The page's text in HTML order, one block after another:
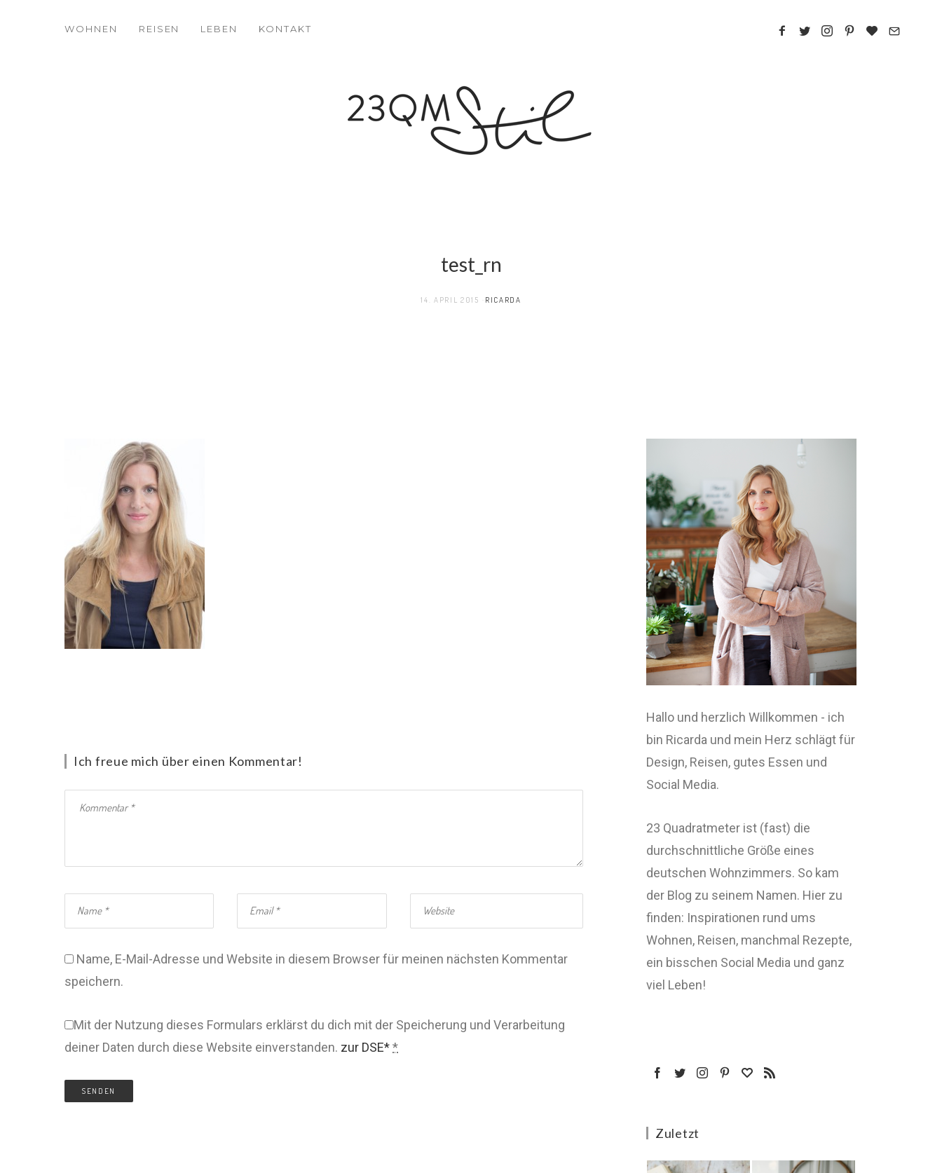
WOHNEN REISEN LEBEN KONTAKT
test_rn
14. APRIL 2015 RICARDA
Ich freue mich über einen Kommentar!
Name, E-Mail-Adresse und Website in diesem Browser für meinen nächsten Kommentar
speichern.
Mit der Nutzung dieses Formulars erklärst du dich mit der Speicherung und Verarbeitung
deiner Daten durch diese Website einverstanden. zur DSE**
Hallo und herzlich Willkommen - ich
bin Ricarda und mein Herz schlägt für
Design, Reisen, gutes Essen und
Social Media.
23 Quadratmeter ist (fast) die
durchschnittliche Größe eines
deutschen Wohnzimmers. So kam
der Blog zu seinem Namen. Hier zu
finden: Inspirationen rund ums
Wohnen, Reisen, manchmal Rezepte,
ein bisschen Social Media und ganz
viel Leben!
Zuletzt